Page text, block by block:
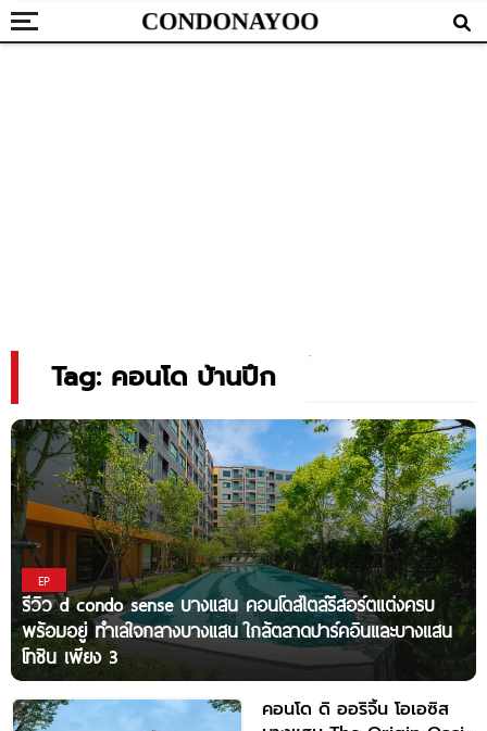
Tag: คอนโด บ้านปึก
EP
รีวิว d condo sense บางแสน คอนโดสไตล์รีสอร์ตแต่งครบ
พร้อมอยู่ ทำเลใจกลางบางแสน ใกล้ตลาดปาร์คอินและบางแสน
โทชิน เพียง 3
คอนโด ดิ ออริจิ้น โอเอซิส